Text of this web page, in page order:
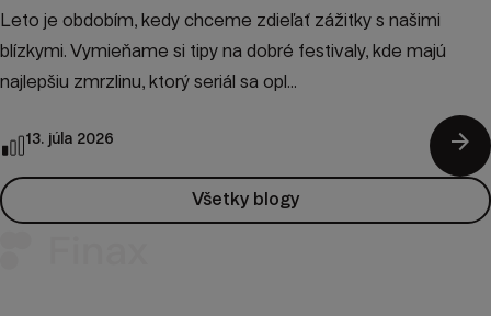
Leto je obdobím, kedy chceme zdieľať zážitky s našimi
blízkymi. Vymieňame si tipy na dobré festivaly, kde majú
najlepšiu zmrzlinu, ktorý seriál sa opl...
13. júla 2026 arrow_forward
Všetky blogy